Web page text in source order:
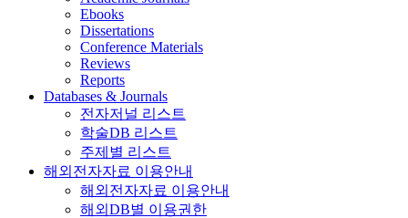
Ebooks
Dissertations
Conference Materials
Reviews
Reports
Databases & Journals
전자저널 리스트
학술DB 리스트
주제별 리스트
해외전자자료 이용안내
해외전자자료 이용안내
해외DB별 이용권한